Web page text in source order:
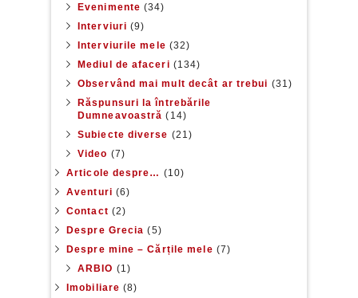
Evenimente (34)
Interviuri (9)
Interviurile mele (32)
Mediul de afaceri (134)
Observând mai mult decât ar trebui (31)
Răspunsuri la întrebările
Dumneavoastră (14)
Subiecte diverse (21)
Video (7)
Articole despre… (10)
Aventuri (6)
Contact (2)
Despre Grecia (5)
Despre mine – Cărțile mele (7)
ARBIO (1)
Imobiliare (8)